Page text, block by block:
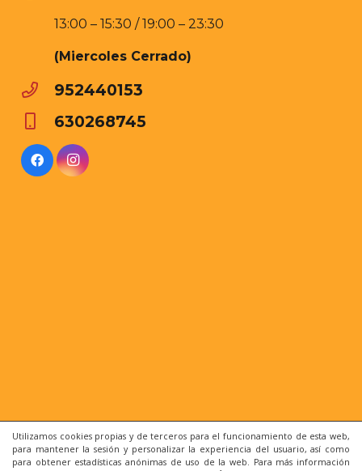
Utilizamos cookies propias y de terceros para el funcionamiento de esta web,
para mantener la sesión y personalizar la experiencia del usuario, así como
para obtener estadísticas anónimas de uso de la web. Para más información
13:00 – 15:30 / 19:00 – 23:30
(Miercoles Cerrado)
952440153
630268745